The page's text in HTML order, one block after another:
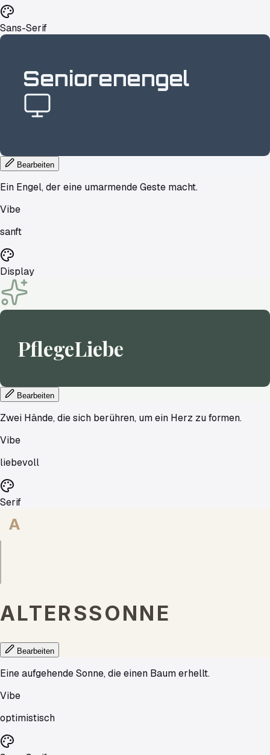
Sans-Serif
Seniorenengel
Bearbeiten
Ein Engel, der eine umarmende Geste macht.
Vibe
sanft
Display
PflegeLiebe
Bearbeiten
Zwei Hände, die sich berühren, um ein Herz zu formen.
Vibe
liebevoll
Serif
A
ALTERSSONNE
Bearbeiten
Eine aufgehende Sonne, die einen Baum erhellt.
Vibe
optimistisch